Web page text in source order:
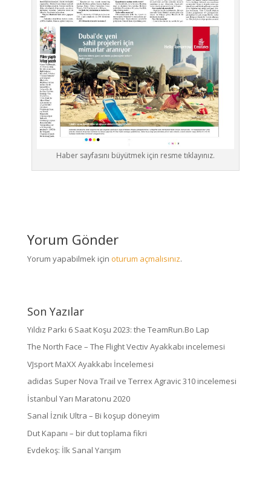
Haber sayfasını büyütmek için resme tıklayınız.
Yorum Gönder
Yorum yapabilmek için oturum açmalısınız.
Son Yazılar
Yıldız Parkı 6 Saat Koşu 2023: the TeamRun.Bo Lap
The North Face – The Flight Vectiv Ayakkabı incelemesi
VJsport MaXX Ayakkabı İncelemesi
adidas Super Nova Trail ve Terrex Agravic 310 incelemesi
İstanbul Yarı Maratonu 2020
Sanal İznik Ultra – Bi koşup döneyim
Dut Kapanı – bir dut toplama fikri
Evdekoş: İlk Sanal Yarışım